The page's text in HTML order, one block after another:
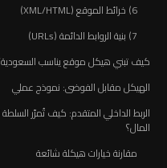
6) خرائط الموقع (XML/HTML)
7) بنية الروابط الدائمة (URLs)
كيف تبني هيكل موقع يناسب
الهيكل مقابل الفوضى: نموذج عملي
الربط الداخلي المتقدم: كيف تُمرّر
المال؟
مقارنة خيارات هيكلة شائعة